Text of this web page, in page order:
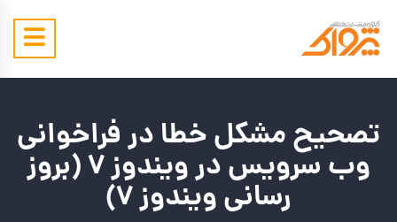
تصحیح مشکل خطا در فراخوانی
وب سرویس در ویندوز 7 (بروز
رسانی ویندوز 7)